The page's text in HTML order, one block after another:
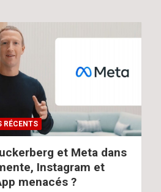
RÉCENTS
et Meta dans
Instagram et
menacés ?